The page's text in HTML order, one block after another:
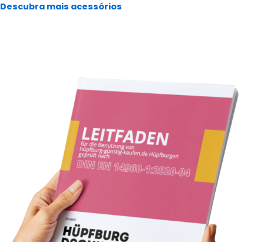
Descubra mais acessórios